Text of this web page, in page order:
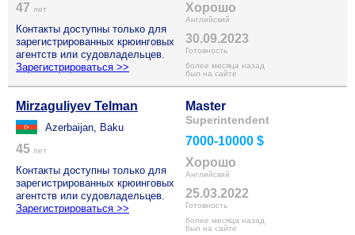
47 лет
Контакты доступны только для
зарегистрированных крюинговых
агентств или судовладельцев.
Зарегистрироваться >>
Хорошо
Английский
30.09.2023
Готовность
более месяца назад
был на сайте
Mirzaguliyev Telman
Azerbaijan, Baku
45 лет
Контакты доступны только для
зарегистрированных крюинговых
агентств или судовладельцев.
Зарегистрироваться >>
Master
Superintendent
7000-10000 $
Хорошо
Английский
25.03.2022
Готовность
более месяца назад
был на сайте